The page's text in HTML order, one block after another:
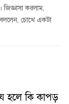
করলাম,
চোখে একটা
হলে কি কাপড়